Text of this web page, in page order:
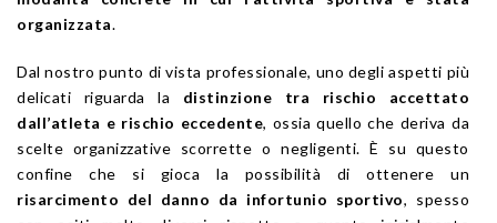
organizzata.
Dal nostro punto di vista professionale, uno degli aspetti più
delicati riguarda la distinzione tra rischio accettato
dall’atleta e rischio eccedente, ossia quello che deriva da
scelte organizzative scorrette o negligenti. È su questo
confine che si gioca la possibilità di ottenere un
risarcimento del danno da infortunio sportivo, spesso